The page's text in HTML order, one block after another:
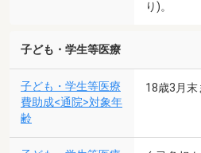
り)。
子ども・学生等医療
子ども・学生等医療
費助成<通院>対象年
齢
18歳3月末